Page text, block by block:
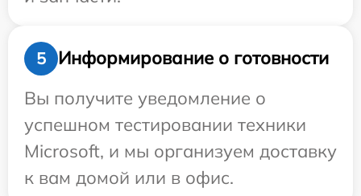
5
Информирование о готовности
Вы получите уведомление о
успешном тестировании техники
Microsoft, и мы организуем доставку
к вам домой или в офис.